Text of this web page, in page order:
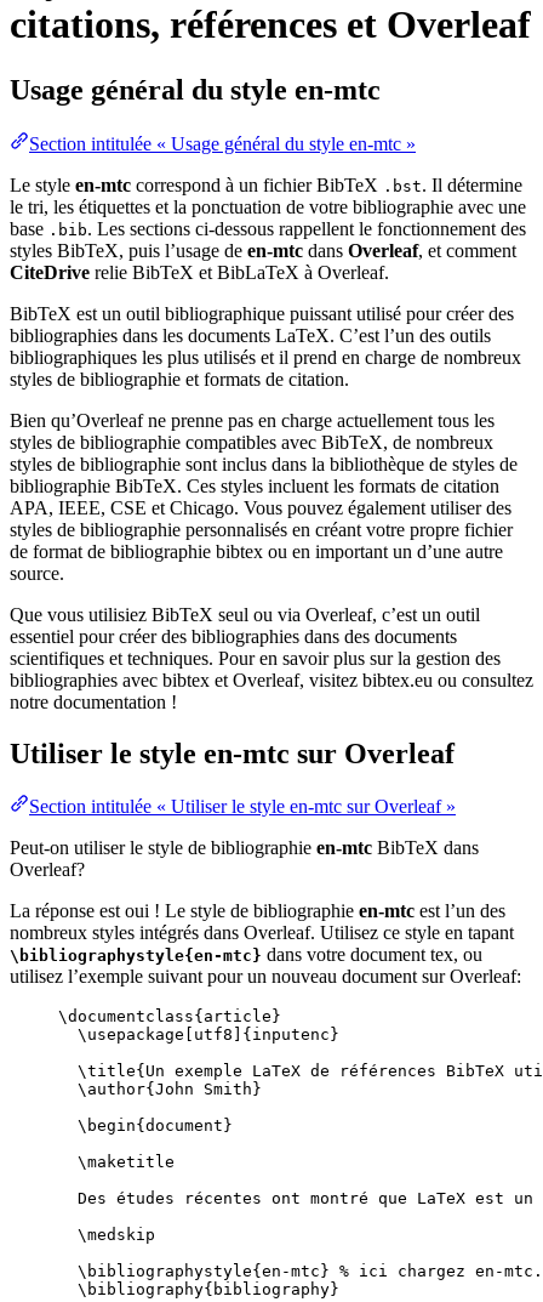
citations, références et Overleaf
Usage général du style en-mtc
Section intitulée « Usage général du style en-mtc »
Le style en-mtc correspond à un fichier BibTeX .bst. Il détermine
le tri, les étiquettes et la ponctuation de votre bibliographie avec une
base .bib. Les sections ci-dessous rappellent le fonctionnement des
styles BibTeX, puis l’usage de en-mtc dans Overleaf, et comment
CiteDrive relie BibTeX et BibLaTeX à Overleaf.
BibTeX est un outil bibliographique puissant utilisé pour créer des
bibliographies dans les documents LaTeX. C’est l’un des outils
bibliographiques les plus utilisés et il prend en charge de nombreux
styles de bibliographie et formats de citation.
Bien qu’Overleaf ne prenne pas en charge actuellement tous les
styles de bibliographie compatibles avec BibTeX, de nombreux
styles de bibliographie sont inclus dans la bibliothèque de styles de
bibliographie BibTeX. Ces styles incluent les formats de citation
APA, IEEE, CSE et Chicago. Vous pouvez également utiliser des
styles de bibliographie personnalisés en créant votre propre fichier
de format de bibliographie bibtex ou en important un d’une autre
source.
Que vous utilisiez BibTeX seul ou via Overleaf, c’est un outil
essentiel pour créer des bibliographies dans des documents
scientifiques et techniques. Pour en savoir plus sur la gestion des
bibliographies avec bibtex et Overleaf, visitez bibtex.eu ou consultez
notre documentation !
Utiliser le style en-mtc sur Overleaf
Section intitulée « Utiliser le style en-mtc sur Overleaf »
Peut-on utiliser le style de bibliographie en-mtc BibTeX dans
Overleaf?
La réponse est oui ! Le style de bibliographie en-mtc est l’un des
nombreux styles intégrés dans Overleaf. Utilisez ce style en tapant
\bibliographystyle{en-mtc} dans votre document tex, ou
utilisez l’exemple suivant pour un nouveau document sur Overleaf:
\documentclass{ article }
\usepackage
utf8 ]{ inputenc }
\title{Un exemple LaTeX de références
\author{John Smith}
\begin{ document }
\maketitle
Des études récentes ont montré que LaTeX est
\medskip
\bibliographystyle{en-mtc} % ici chargez en-
\bibliography{bibliography}